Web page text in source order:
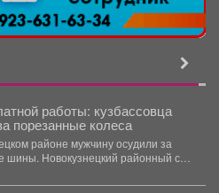
работы: кузбассовца
порезанные колеса
районе мужчину осудили за
районный суд